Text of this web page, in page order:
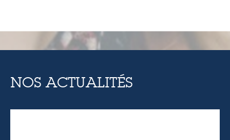
NOS ACTUALITÉS